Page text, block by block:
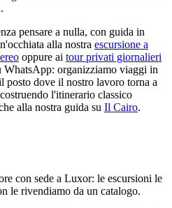
pensare a nulla, con guida in
alla nostra escursione a
oppure ai tour privati giornalieri
organizziamo viaggi in
posto dove il nostro lavoro torna a
l'itinerario classico
alla nostra guida su Il Cairo.
con sede a Luxor: le escursioni le
le rivendiamo da un catalogo.